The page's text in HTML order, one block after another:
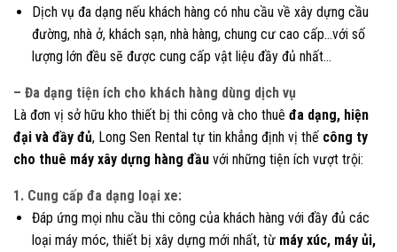
Dịch vụ đa dạng nếu khách hàng có nhu cầu về xây dựng cầu
đường, nhà ở, khách sạn, nhà hàng, chung cư cao cấp…với số
lượng lớn đều sẽ được cung cấp vật liệu đầy đủ nhất…
– Đa dạng tiện ích cho khách hàng dùng dịch vụ
Là đơn vị sở hữu kho thiết bị thi công và cho thuê đa dạng, hiện
đại và đầy đủ, Long Sen Rental tự tin khẳng định vị thế công ty
cho thuê máy xây dựng hàng đầu với những tiện ích vượt trội:
1. Cung cấp đa dạng loại xe:
Đáp ứng mọi nhu cầu thi công của khách hàng với đầy đủ các
loại máy móc, thiết bị xây dựng mới nhất, từ máy xúc, máy ủi,